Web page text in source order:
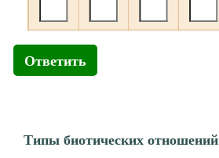
Ответить
Типы биотических отношений